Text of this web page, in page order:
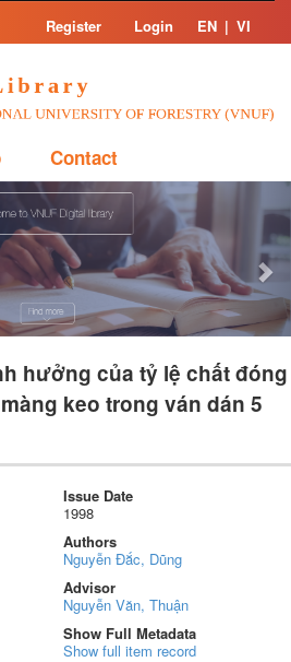
Register Login EN | VI
Contact
hưởng của tỷ lệ chất đóng
keo trong ván dán 5
Issue Date
1998
Authors
Nguyễn Đắc, Dũng
Advisor
Nguyễn Văn, Thuận
Show Full Metadata
Show full item record